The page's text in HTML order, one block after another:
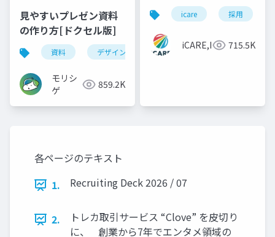
見やすいプレゼン資料
の作り方[ドクセル版]
資料 デザイン 資料作成 powerpoint
モリシ
ゲ
859.2K
icare 採用
iCARE,Inc 715.5K
各ページのテキスト
1.
Recruiting Deck 2026 / 07
2.
トレカ取引サービス “Clove” を皮切り
に、 創業から7年でエンタメ領域の